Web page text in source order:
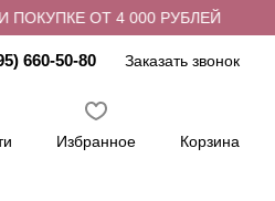
ОТ 4 000 РУБЛЕЙ
660-50-80 Заказать звонок
Избранное Корзина